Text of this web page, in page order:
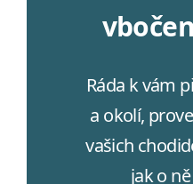
Ráda k vám
a okolí,
vašich
jak o